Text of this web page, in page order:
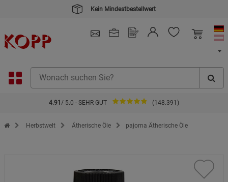
Kein Mindestbestellwert
4.91 / 5.0 - SEHR GUT (148.391)
Zur Startseite des Kopp Verlag Online-Shop
Herbstwelt Ätherische Öle pajoma Ätherische Öle